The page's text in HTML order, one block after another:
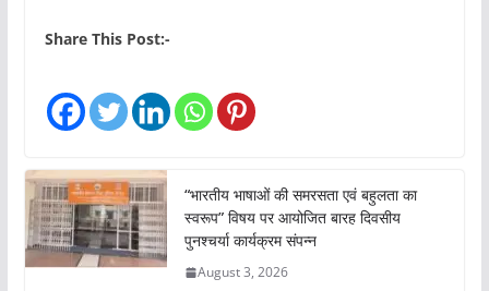
Share This Post:-
“भारतीय भाषाओं की समरसता एवं बहुलता का
स्वरूप” विषय पर आयोजित बारह दिवसीय
पुनश्चर्या कार्यक्रम संपन्न
August 3, 2026